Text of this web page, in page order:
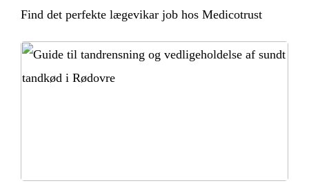
Find det perfekte lægevikar job hos Medicotrust